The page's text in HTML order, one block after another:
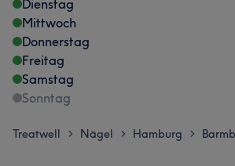
Dienstag
Mittwoch
Donnerstag
Freitag
Samstag
Sonntag
Treatwell > Nägel > Hamburg >